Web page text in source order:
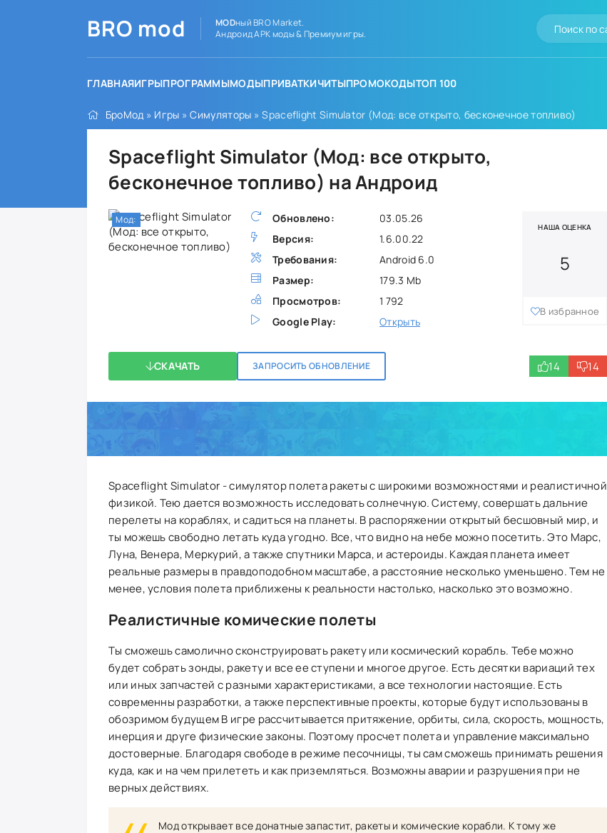
BRO mod MODный BRO Market.
Андроид APK моды & Премиум игры.
ГЛАВНАЯИГРЫПРОГРАММЫМОДЫПРИВАТКИЧИТЫПРОМОКОДЫТОП 100
БроМод » Игры »Симуляторы » Spaceflight Simulator (Мод: все открыто, бесконечное топливо)
Spaceflight Simulator (Мод: все открыто,
бесконечное топливо) на Андроид
Обновлено:
03.05.26
Версия:
1.6.00.22
Требования:
Android 6.0
Размер:
179.3 Mb
Просмотров:
1 792
Google Play:
Открыть
НАША ОЦЕНКА
5
В избранное
СКАЧАТЬ ЗАПРОСИТЬ ОБНОВЛЕНИЕ 14 14
Мод:
Spaceflight Simulator - симулятор полета ракеты с широкими возможностями и реалистичной
физикой. Тею дается возможность исследовать солнечную. Систему, совершать дальние
перелеты на кораблях, и садиться на планеты. В распоряжении открытый бесшовный мир, и
ты можешь свободно летать куда угодно. Все, что видно на небе можно посетить. Это Марс,
Луна, Венера, Меркурий, а также спутники Марса, и астероиды. Каждая планета имеет
реальные размеры в правдоподобном масштабе, а расстояние несколько уменьшено. Тем не
менее, условия полета приближены к реальности настолько, насколько это возможно.
Реалистичные комические полеты
Ты сможешь самолично сконструировать ракету или космический корабль. Тебе можно
будет собрать зонды, ракету и все ее ступени и многое другое. Есть десятки вариаций тех
или иных запчастей с разными характеристиками, а все технологии настоящие. Есть
современны разработки, а также перспективные проекты, которые будут использованы в
обозримом будущем В игре рассчитывается притяжение, орбиты, сила, скорость, мощность,
инерция и друге физические законы. Поэтому просчет полета и управление максимально
достоверные. Благодаря свободе в режиме песочницы, ты сам сможешь принимать решения
куда, как и на чем прилететь и как приземляться. Возможны аварии и разрушения при не
верных действиях.
Мод открывает все донатные запастит, ракеты и комические корабли. К тому же